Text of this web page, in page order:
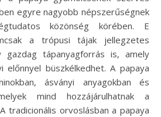
egyre nagyobb népszerűségnek
közönség körében. E
a trópusi tájak jellegzetes
gazdag tápanyagforrás is, amely
előnnyel büszkélkedhet. A papaya
ásványi anyagokban és
mind hozzájárulhatnak a
tradicionális orvoslásban a papaya